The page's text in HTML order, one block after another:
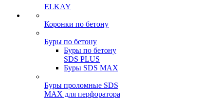
ELKAY
Коронки по бетону
Буры по бетону
Буры по бетону
SDS PLUS
Буры SDS MAX
Буры проломные SDS
MAX для перфоратора